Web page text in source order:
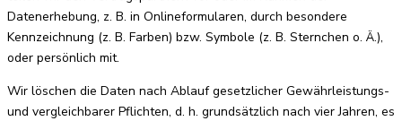
Datenerhebung, z. B. in Onlineformularen, durch besondere
Kennzeichnung (z. B. Farben) bzw. Symbole (z. B. Sternchen o. Ä.),
oder persönlich mit.
Wir löschen die Daten nach Ablauf gesetzlicher Gewährleistungs-
und vergleichbarer Pflichten, d. h. grundsätzlich nach vier Jahren, es